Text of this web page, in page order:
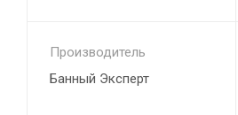
Производитель
Банный Эксперт